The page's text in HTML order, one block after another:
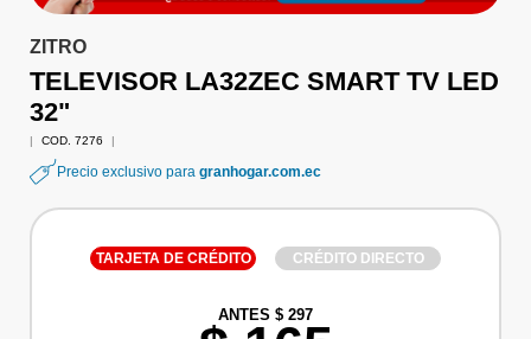
ZITRO
TELEVISOR LA32ZEC SMART TV LED
32"
| COD. 7276 |
Precio exclusivo para granhogar.com.ec
TARJETA DE CRÉDITO CRÉDITO DIRECTO
ANTES $ 297